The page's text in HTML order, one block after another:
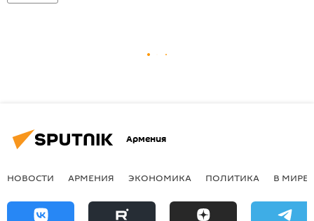
Армения
НОВОСТИ АРМЕНИЯ ЭКОНОМИКА ПОЛИТИКА В МИРЕ